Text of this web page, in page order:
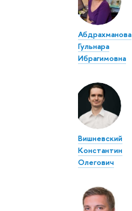
Абдрахманова
Гульнара
Ибрагимовна
Вишневский
Константин
Олегович